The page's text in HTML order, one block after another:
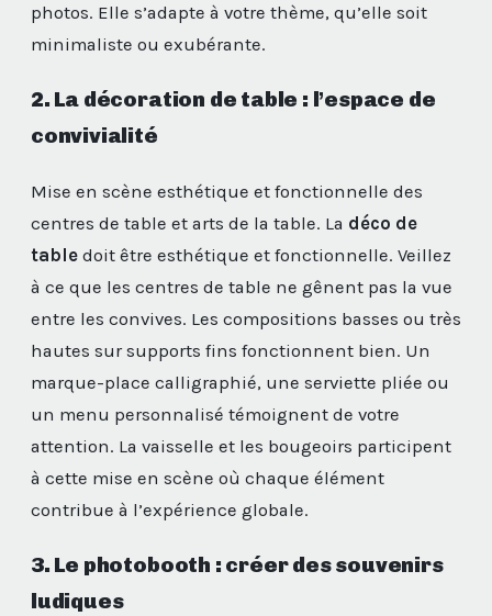
photos. Elle s’adapte à votre thème, qu’elle soit
minimaliste ou exubérante.
2. La décoration de table : l’espace de
convivialité
Mise en scène esthétique et fonctionnelle des
centres de table et arts de la table. La déco de
table doit être esthétique et fonctionnelle. Veillez
à ce que les centres de table ne gênent pas la vue
entre les convives. Les compositions basses ou très
hautes sur supports fins fonctionnent bien. Un
marque-place calligraphié, une serviette pliée ou
un menu personnalisé témoignent de votre
attention. La vaisselle et les bougeoirs participent
à cette mise en scène où chaque élément
contribue à l’expérience globale.
3. Le photobooth : créer des souvenirs
ludiques